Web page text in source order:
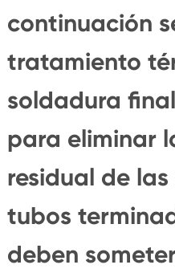
continuación
tratamiento
soldadura
para eliminar
residual de
tubos
deben